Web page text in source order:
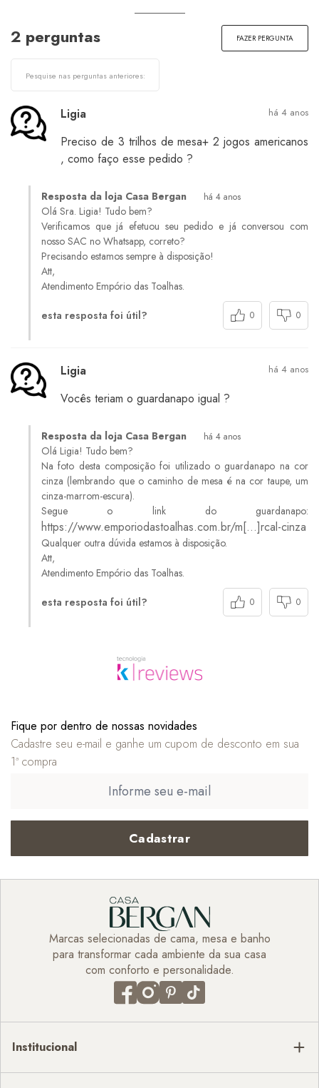
2 perguntas FAZER PERGUNTA
Ligia há 4 anos
Preciso de 3 trilhos de mesa+ 2 jogos americanos
, como faço esse pedido ?
Resposta da loja Casa Bergan há 4 anos
Olá Sra. Ligia! Tudo bem?
Verificamos que já efetuou seu pedido e já conversou com
nosso SAC no Whatsapp, correto?
Precisando estamos sempre à disposição!
Att,
Atendimento Empório das Toalhas.
esta resposta foi útil? 0 0
Ligia há 4 anos
Vocês teriam o guardanapo igual ?
Resposta da loja Casa Bergan há 4 anos
Olá Ligia! Tudo bem?
Na foto desta composição foi utilizado o guardanapo na cor
cinza (lembrando que o caminho de mesa é na cor taupe, um
cinza-marrom-escura).
Segue o link do guardanapo:
https://www.emporiodastoalhas.com.br/m[…]rcal-cinza
Qualquer outra dúvida estamos à disposição.
Att,
Atendimento Empório das Toalhas.
esta resposta foi útil? 0 0
Fique por dentro de nossas novidades
Cadastre seu e-mail e ganhe um cupom de desconto em sua
1ª compra
Cadastrar
Marcas selecionadas de cama, mesa e banho
para transformar cada ambiente da sua casa
com conforto e personalidade.
Institucional